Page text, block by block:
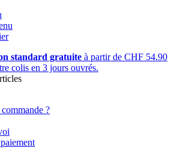
standard gratuite à partir de CHF 54.90
colis en 3 jours ouvrés.
?